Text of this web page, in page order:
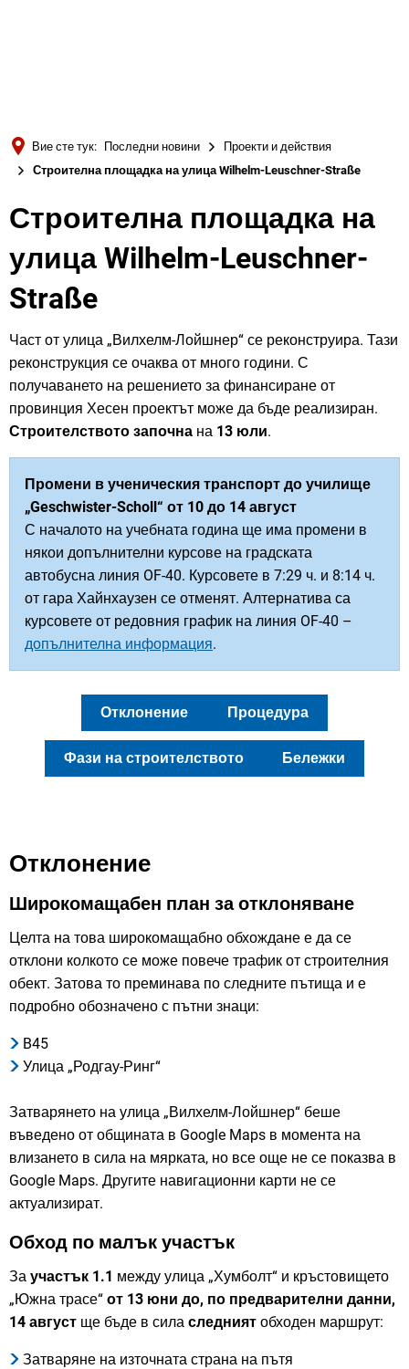
Русский
Deutsch MENÜ
Вие сте тук: Последни новини
Проекти и действия
Строителна площадка на улица Wilhelm-Leuschner-Straße
Строителна
площадка
на
улица
Wilhelm-
Leuschner-
Straße
Строителна площадка на
улица Wilhelm-Leuschner-
Straße
Част от улица „Вилхелм-Лойшнер“ се реконструира. Тази
реконструкция се очаква от много години. С
получаването на решението за финансиране от
провинция Хесен проектът може да бъде реализиран.
Строителството започна на 13 юли.
Промени в ученическия транспорт до училище
„Geschwister-Scholl“ от 10 до 14 август
С началото на учебната година ще има промени в
някои допълнителни курсове на градската
автобусна линия OF-40. Курсовете в 7:29 ч. и 8:14 ч.
от гара Хайнхаузен се отменят. Алтернатива са
курсовете от редовния график на линия OF-40 –
допълнителна информация.
Отклонение Процедура
Фази на строителството Бележки
Отклонение
Широкомащабен план за отклоняване
Целта на това широкомащабно обхождане е да се
отклони колкото се може повече трафик от строителния
обект. Затова то преминава по следните пътища и е
подробно обозначено с пътни знаци:
B45
Улица „Родгау-Ринг“
Затварянето на улица „Вилхелм-Лойшнер“ беше
въведено от общината в Google Maps в момента на
влизането в сила на мярката, но все още не се показва в
Google Maps. Другите навигационни карти не се
актуализират.
Обход по малък участък
За участък 1.1 между улица „Хумболт“ и кръстовището
„Южна трасе“ от 13 юни до, по предварителни данни,
14 август ще бъде в сила следният обходен маршрут:
Затваряне на източната страна на пътя